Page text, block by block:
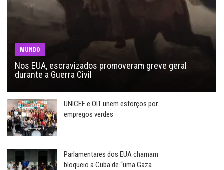
MUNDO
Nos EUA, escravizados promoveram greve geral
durante a Guerra Civil
UNICEF e OIT unem esforços por
empregos verdes
Parlamentares dos EUA chamam
bloqueio a Cuba de “uma Gaza